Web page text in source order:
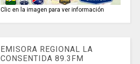
Clic en la imagen para ver información
EMISORA REGIONAL LA
CONSENTIDA 89.3FM